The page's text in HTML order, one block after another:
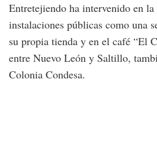
Entretejiendo ha intervenido en
instalaciones públicas como una
su propia tienda y en el café “El
entre Nuevo León y Saltillo,
Colonia Condesa.